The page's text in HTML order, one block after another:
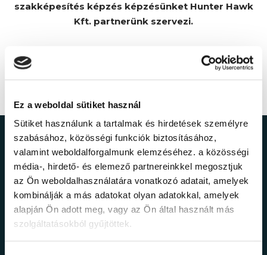
Ez a weboldal sütiket használ
Sütiket használunk a tartalmak és hirdetések személyre
szabásához, közösségi funkciók biztosításához,
valamint weboldalforgalmunk elemzéséhez. a közösségi
média-, hirdető- és elemező partnereinkkel megosztjuk
az Ön weboldalhasználatára vonatkozó adatait, amelyek
kombinálják a más adatokat olyan adatokkal, amelyek
alapján Ön adott meg, vagy az Ön által használt más
szolgáltatásokból gyűjtöttek.
szakképesítés képzés képzésünket Hunter Hawk
Kft. partnerünk szervezi.
Ne maradj le a
legfrissebb
információkról!
Értesülj elsőként legújabb tanfolyamainkról,